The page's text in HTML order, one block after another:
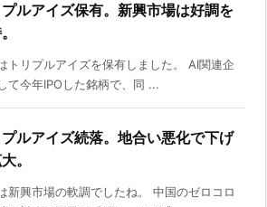
プルアイズ保有。新興市場は好調を
トリプルアイズを保有しました。 AI関連企
て今年IPOした銘柄で、同 ...
プルアイズ続落。地合い悪化で下げ
。
新興市場の軟調でしたね。 中国のゼロコロ